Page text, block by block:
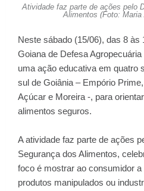
Atividade faz parte de ações pelo
Alimentos (Foto: Maria
Neste sábado (15/06), das 8 às
Goiana de Defesa Agropecuária
uma ação educativa em quatro
sul de Goiânia – Empório
Açúcar e Moreira -, para
alimentos seguros.
A atividade faz parte de ações
Segurança dos Alimentos,
foco é mostrar ao consumidor
produtos manipulados ou